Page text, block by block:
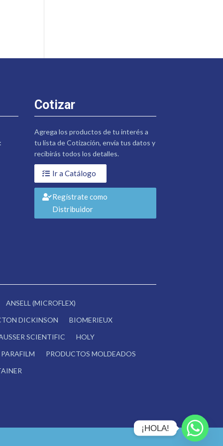
Cotizar
Agrega los productos de tu interés a
tu lista de Cotización, envía tus datos y
recibirás todos los detalles.
Ir a Catálogo
Regístrate como
Distribuidor
ANSELL (MICROFLEX)
DICKINSON
BIOMERIEUX
SCIENTIFIC
HOLY
PARAFILM
PRODUCTOS MOLDEADOS
¡HOLA!